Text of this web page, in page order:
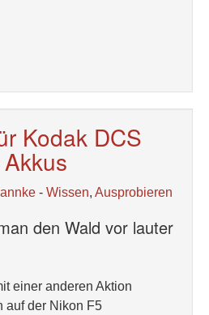
Kodak DCS
- Wissen, Ausprobieren
den Wald vor lauter
einer anderen Aktion
auf der Nikon F5